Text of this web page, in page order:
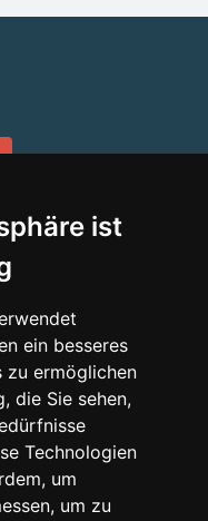
ist
ein besseres
zu ermöglichen
die Sie sehen,
Technologien
um
um zu